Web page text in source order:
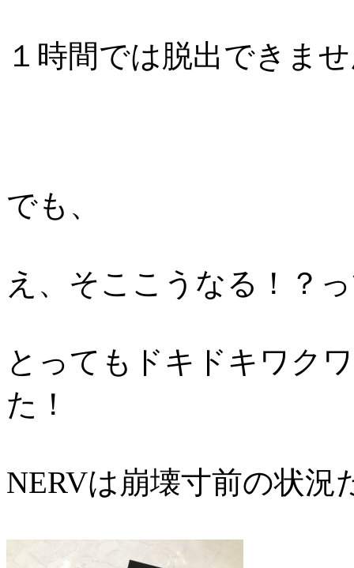
１時間では脱出できま
でも、
え、そここうなる！？
とってもドキドキワク
た！
NERVは崩壊寸前の状況